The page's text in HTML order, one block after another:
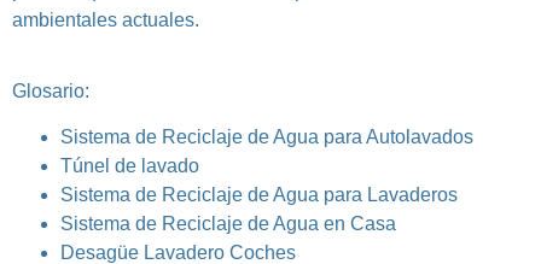
ambientales actuales.
Glosario:
Sistema de Reciclaje de Agua para Autolavados
Túnel de lavado
Sistema de Reciclaje de Agua para Lavaderos
Sistema de Reciclaje de Agua en Casa
Desagüe Lavadero Coches